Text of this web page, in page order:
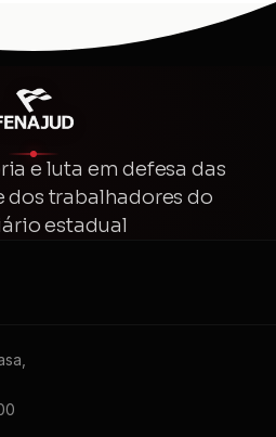
e luta em defesa das
dos trabalhadores do
estadual